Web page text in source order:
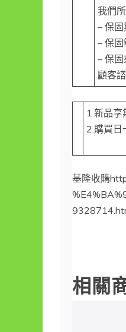
我們
– 保
– 保
– 保
顧客
1.新品享
2.購買日
基隆收購
相關